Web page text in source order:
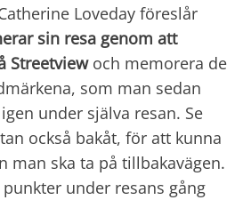
Loveday föreslår
sin resa genom att
Streetviewoch memorera de
som man sedan
under själva resan. Se
också bakåt, för att kunna
man ska ta på tillbakavägen.
under resans gång